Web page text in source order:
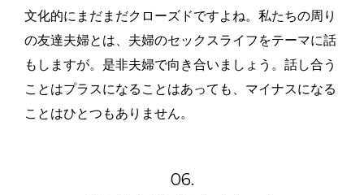
文化的にまだまだクローズドですよね。私たちの周り
の友達夫婦とは、夫婦のセックスライフをテーマに話
もしますが。是非夫婦で向き合いましょう。話し合う
ことはプラスになることはあっても、マイナスになる
ことはひとつもありません。
06.